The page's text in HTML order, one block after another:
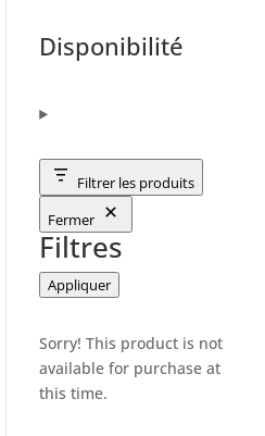
Disponibilité
Filtrer les produits
Fermer
Filtres
Appliquer
Sorry! This product is not
available for purchase at
this time.